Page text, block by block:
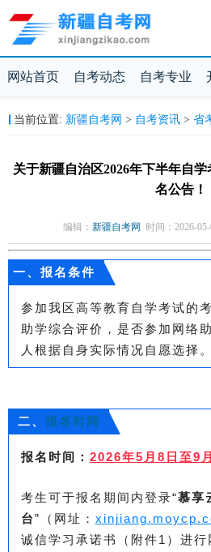
网站首页 自考动态 自考专业
当前位置: 新疆自考网 > 自考资讯> 省
关于新疆自治区2026年下半年自
名公告！
编辑： 新疆自考网 时间：2026-
一、报名条件
参加我区高等教育自学考试的
助学综合评价，是否参加网络
人根据自身实际情况自愿选择。
二、 报名时间
报名时间： 2026年5月8日至9
考生可于报名期间内登录“慕享
台”（网址：
诚信学习承诺书（附件1）进